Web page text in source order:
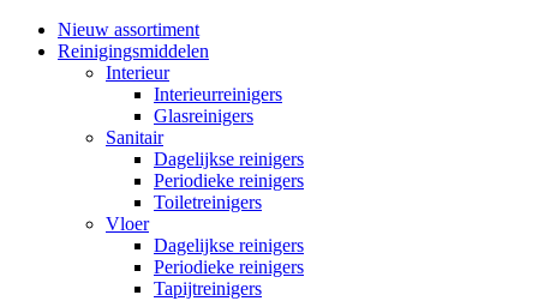
Nieuw assortiment
Reinigingsmiddelen
Interieur
Interieurreinigers
Glasreinigers
Sanitair
Dagelijkse reinigers
Periodieke reinigers
Toiletreinigers
Vloer
Dagelijkse reinigers
Periodieke reinigers
Tapijtreinigers